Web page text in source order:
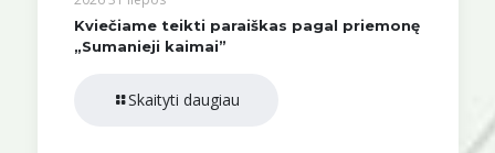
Kviečiame teikti paraiškas pagal priemonę
„Sumanieji kaimai”
Skaityti daugiau